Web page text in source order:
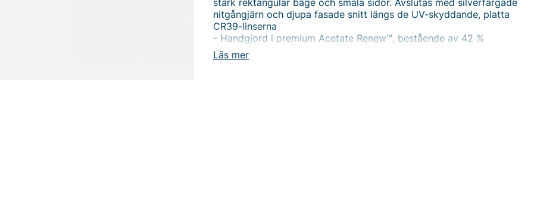
Läs mer
stark rektangulär båge och smala sidor. Avslutas med silverfärgade
nitgångjärn och djupa fasade snitt längs de UV-skyddande, platta
CR39-linserna
- Handgjord i premium Acetate Renew™, bestående av 42 %
biobaserad och 28 % certifierad återvunnen plast med en
specialanpassad CHIMI-metallkärna